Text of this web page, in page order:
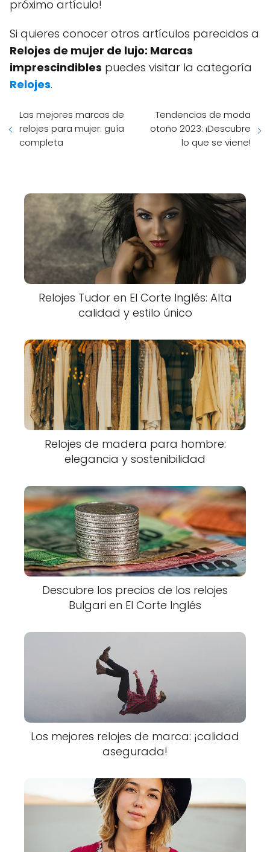
próximo artículo!
Si quieres conocer otros artículos parecidos a
Relojes de mujer de lujo: Marcas
imprescindibles puedes visitar la categoría
Relojes.
Las mejores marcas de
relojes para mujer: guía
completa
Tendencias de moda
otoño 2023: ¡Descubre
lo que se viene!
Relojes Tudor en El Corte Inglés: Alta
calidad y estilo único
Relojes de madera para hombre:
elegancia y sostenibilidad
Descubre los precios de los relojes
Bulgari en El Corte Inglés
Los mejores relojes de marca: ¡calidad
asegurada!